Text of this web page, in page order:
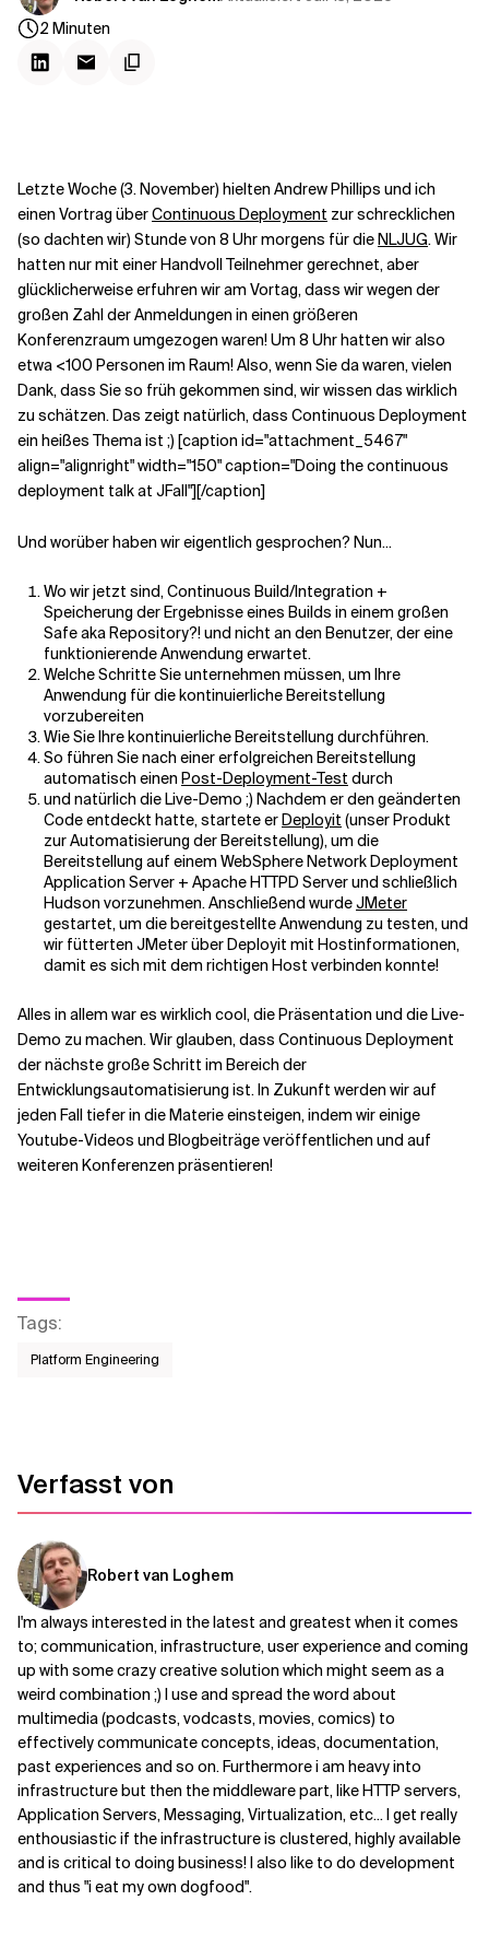
Verwandte Themen
2 Minuten
Letzte Woche (3. November) hielten Andrew Phillips und ich
einen Vortrag überContinuous Deployment zur schrecklichen
(so dachten wir) Stunde von 8 Uhr morgens für dieNLJUG. Wir
hatten nur mit einer Handvoll Teilnehmer gerechnet, aber
glücklicherweise erfuhren wir am Vortag, dass wir wegen der
großen Zahl der Anmeldungen in einen größeren
Konferenzraum umgezogen waren! Um 8 Uhr hatten wir also
etwa <100 Personen im Raum! Also, wenn Sie da waren, vielen
Dank, dass Sie so früh gekommen sind, wir wissen das wirklich
zu schätzen. Das zeigt natürlich, dass Continuous Deployment
ein heißes Thema ist ;) [caption id="attachment_5467"
align="alignright" width="150" caption="Doing the continuous
deployment talk at JFall"][/caption]
Und worüber haben wir eigentlich gesprochen? Nun...
Wo wir jetzt sind, Continuous Build/Integration +
Speicherung der Ergebnisse eines Builds in einem großen
Safe aka Repository?! und nicht an den Benutzer, der eine
funktionierende Anwendung erwartet.
Welche Schritte Sie unternehmen müssen, um Ihre
Anwendung für die kontinuierliche Bereitstellung
vorzubereiten
Wie Sie Ihre kontinuierliche Bereitstellung durchführen.
So führen Sie nach einer erfolgreichen Bereitstellung
automatisch einen Post-Deployment-Test durch
und natürlich die Live-Demo ;) Nachdem er den geänderten
Code entdeckt hatte, startete erDeployit (unser Produkt
zur Automatisierung der Bereitstellung), um die
Bereitstellung auf einem WebSphere Network Deployment
Application Server + Apache HTTPD Server und schließlich
Hudson vorzunehmen. Anschließend wurdeJMeter
gestartet, um die bereitgestellte Anwendung zu testen, und
wir fütterten JMeter über Deployit mit Hostinformationen,
damit es sich mit dem richtigen Host verbinden konnte!
Alles in allem war es wirklich cool, die Präsentation und die Live-
Demo zu machen. Wir glauben, dass Continuous Deployment
der nächste große Schritt im Bereich der
Entwicklungsautomatisierung ist. In Zukunft werden wir auf
jeden Fall tiefer in die Materie einsteigen, indem wir einige
Youtube-Videos und Blogbeiträge veröffentlichen und auf
weiteren Konferenzen präsentieren!
Tags:
Platform Engineering
Verfasst von
Robert van Loghem
I'm always interested in the latest and greatest when it comes
to; communication, infrastructure, user experience and coming
up with some crazy creative solution which might seem as a
weird combination ;) I use and spread the word about
multimedia (podcasts, vodcasts, movies, comics) to
effectively communicate concepts, ideas, documentation,
past experiences and so on. Furthermore i am heavy into
infrastructure but then the middleware part, like HTTP servers,
Application Servers, Messaging, Virtualization, etc... I get really
enthousiastic if the infrastructure is clustered, highly available
and is critical to doing business! I also like to do development
and thus "i eat my own dogfood".